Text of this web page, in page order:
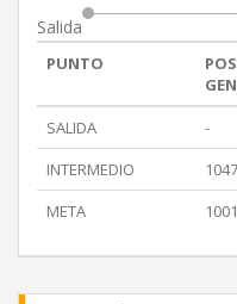
Salida
PUNTO
SALIDA
-
INTERMEDIO
1047
META
1001